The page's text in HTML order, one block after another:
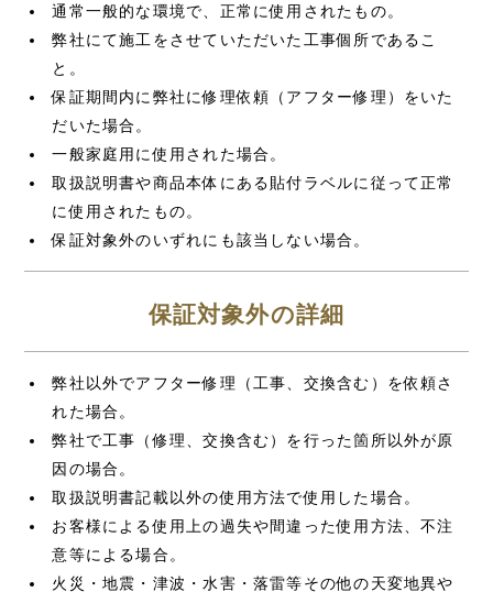
通常一般的な環境で、正常に使用されたもの。
弊社にて施工をさせていただいた工事個所であるこ
と。
保証期間内に弊社に修理依頼（アフター修理）をいた
だいた場合。
一般家庭用に使用された場合。
取扱説明書や商品本体にある貼付ラベルに従って正常
に使用されたもの。
保証対象外のいずれにも該当しない場合。
保証対象外の詳細
弊社以外でアフター修理（工事、交換含む）を依頼さ
れた場合。
弊社で工事（修理、交換含む）を行った箇所以外が原
因の場合。
取扱説明書記載以外の使用方法で使用した場合。
お客様による使用上の過失や間違った使用方法、不注
意等による場合。
火災・地震・津波・水害・落雷等その他の天変地異や